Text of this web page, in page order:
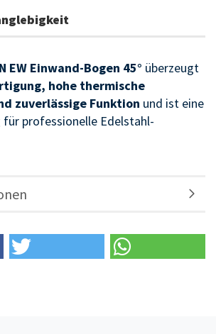
EW Einwand-Bogen 45° überzeugt
hohe thermische
zuverlässige Funktion und ist eine
professionelle Edelstahl-